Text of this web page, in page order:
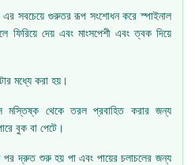
এর সবচেয়ে গুরুতর রূপ সংশোধন করে স্পাইনাল
ফিরিয়ে দেয় এবং মাংসপেশী এবং ত্বক দিয়ে
মধ্যে করা হয়।
মস্তিষ্ক থেকে তরল প্রবাহিত করার জন্য
বুক বা পেটে।
পর দ্রুত শুরু হয় পা এবং পায়ের চলাচলের জন্য